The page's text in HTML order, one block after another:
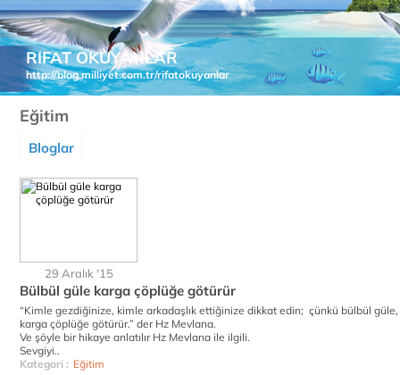
RIFAT OKUYANLAR
http://blog.milliyet.com.tr/rifatokuyanlar
Eğitim
Bloglar
29 Aralık '15
Bülbül güle karga çöplüğe götürür
“Kimle gezdiğinize, kimle arkadaşlık ettiğinize dikkat edin; çünkü bülbül güle,
karga çöplüğe götürür.” der Hz Mevlana.
Ve şöyle bir hikaye anlatılır Hz Mevlana ile ilgili.
Sevgiyi..
Kategori : Eğitim